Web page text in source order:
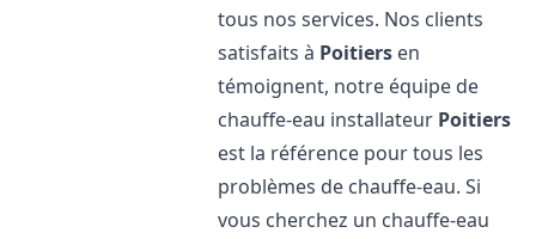
tous nos services. Nos clients
satisfaits à Poitiers en
témoignent, notre équipe de
chauffe-eau installateur Poitiers
est la référence pour tous les
problèmes de chauffe-eau. Si
vous cherchez un chauffe-eau